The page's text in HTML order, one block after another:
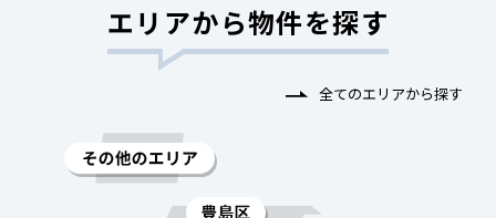
エリアから物件を探す
全てのエリアから探す